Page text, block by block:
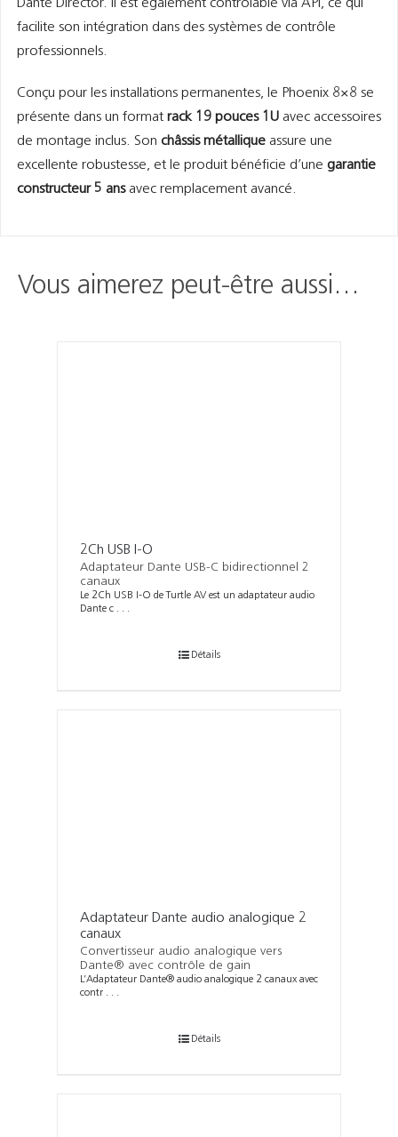
Dante Director. Il est également contrôlable via API, ce qui
facilite son intégration dans des systèmes de contrôle
professionnels.
Conçu pour les installations permanentes, le Phoenix 8×8 se
présente dans un format rack 19 pouces 1Uavec accessoires
de montage inclus. Son châssis métalliqueassure une
excellente robustesse, et le produit bénéficie d’une garantie
constructeur 5 ansavec remplacement avancé.
Vous aimerez peut-être aussi…
2Ch USB I-O
Adaptateur Dante USB-C bidirectionnel 2
canaux
Le 2Ch USB I-O de Turtle AV est un adaptateur audio
Dante c . . .
Détails
Adaptateur Dante audio analogique 2
canaux
Convertisseur audio analogique vers
Dante® avec contrôle de gain
L’Adaptateur Dante® audio analogique 2 canaux avec
contr . . .
Détails